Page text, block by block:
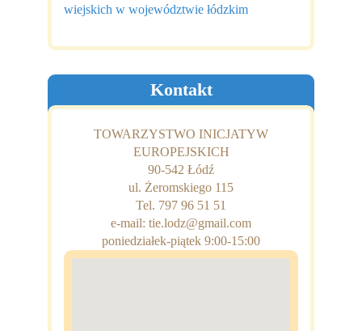
wiejskich w województwie łódzkim
Kontakt
TOWARZYSTWO INICJATYW
EUROPEJSKICH
90-542 Łódź
ul. Żeromskiego 115
Tel. 797 96 51 51
e-mail: tie.lodz@gmail.com
poniedziałek-piątek 9:00-15:00